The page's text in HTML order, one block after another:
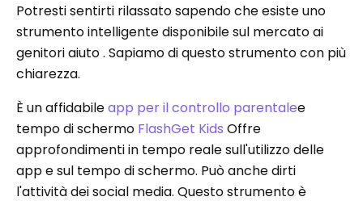
Potresti sentirti rilassato sapendo che esiste uno
strumento intelligente disponibile sul mercato ai
genitori aiuto . Sapiamo di questo strumento con più
chiarezza.
È un affidabileapp per il controllo parentalee
tempo di schermo FlashGet Kids Offre
approfondimenti in tempo reale sull'utilizzo delle
app e sul tempo di schermo. Può anche dirti
l'attività dei social media. Questo strumento è